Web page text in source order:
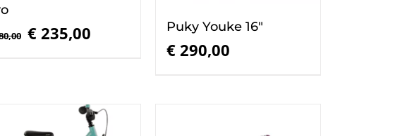
Oorspronkelijke
€235,00Huidige
Puky Youke 16″
€290,00